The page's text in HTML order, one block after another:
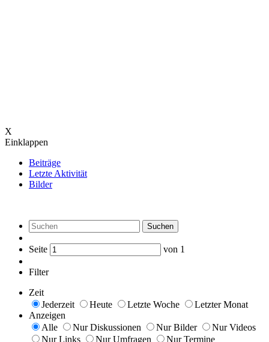
X
Einklappen
Beiträge
Letzte Aktivität
Bilder
Suchen
Seite von 1
Filter
Zeit
Jederzeit
Heute Letzte Woche
Letzter Monat
Anzeigen
Alle
Nur Diskussionen Nur Bilder
Nur Videos
Nur Links
Nur Umfragen Nur Termine